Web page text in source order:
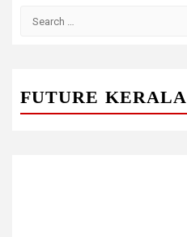
FUTURE KERALA